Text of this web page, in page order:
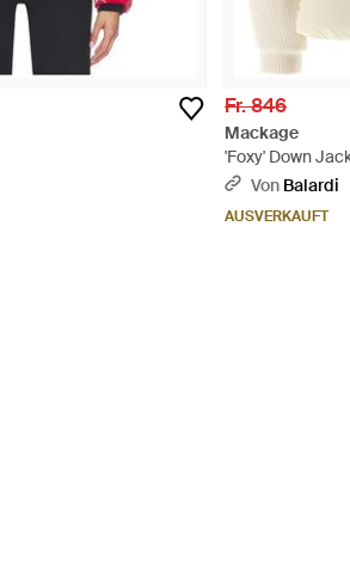
Fr. 846
Mackage
'Foxy' Down
Von Balardi
AUSVERKAUFT